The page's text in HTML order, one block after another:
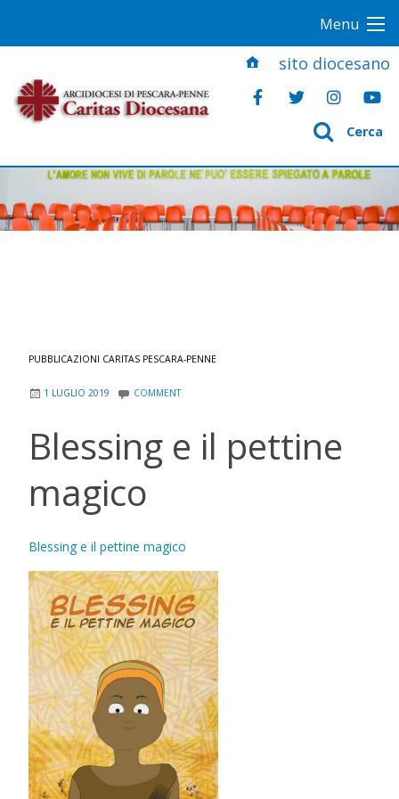
n
t
Menu
sito diocesano
Cerca
PUBBLICAZIONI CARITAS PESCARA-PENNE
1 LUGLIO 2019 COMMENT
Blessing e il pettine
magico
Blessing e il pettine magico